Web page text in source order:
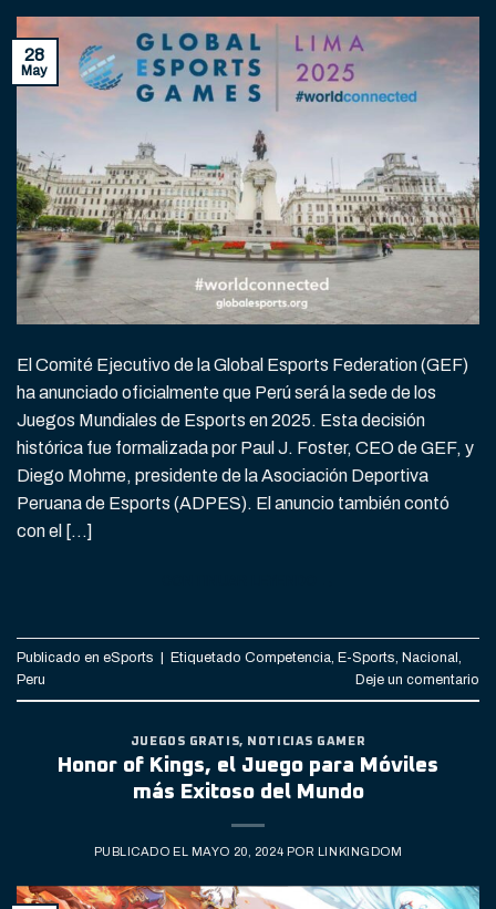
28
May
El Comité Ejecutivo de la Global Esports Federation (GEF)
ha anunciado oficialmente que Perú será la sede de los
Juegos Mundiales de Esports en 2025. Esta decisión
histórica fue formalizada por Paul J. Foster, CEO de GEF, y
Diego Mohme, presidente de la Asociación Deportiva
Peruana de Esports (ADPES). El anuncio también contó
con el […]
Publicado en eSports | Etiquetado Competencia, E-Sports, Nacional,
Peru
Deje un comentario
JUEGOS GRATIS, NOTICIAS GAMER
Honor of Kings, el Juego para Móviles
más Exitoso del Mundo
PUBLICADO EL MAYO 20, 2024 POR LINKINGDOM